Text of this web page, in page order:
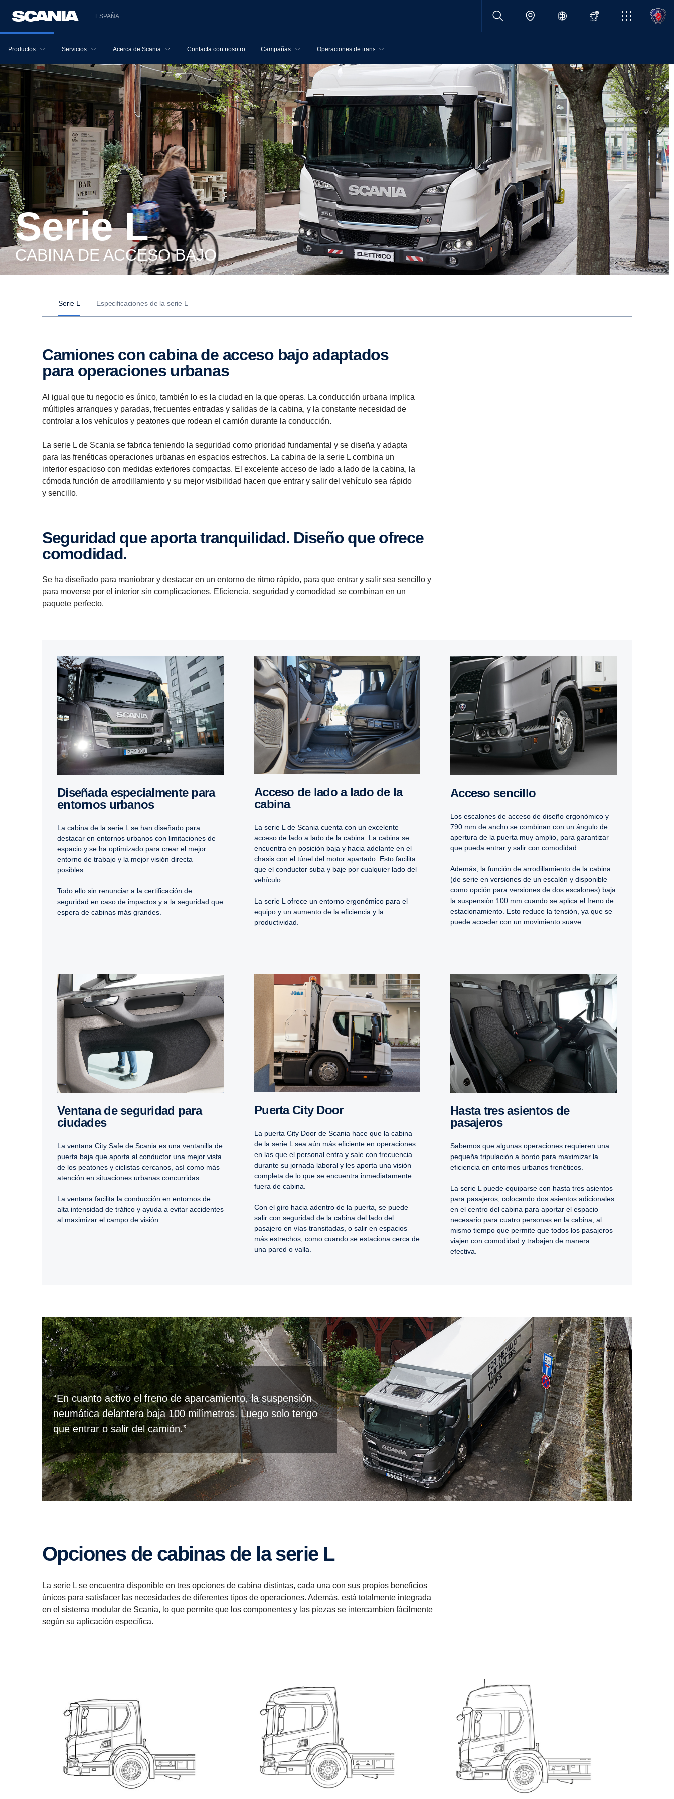
ESPAÑA
Productos Servicios Acerca de Scania Contacta con nosotros Campañas Operaciones de transporte
Serie L
CABINA DE ACCESO BAJO
Serie L Especificaciones de la serie L
Camiones con cabina de acceso bajo adaptados
para opera­ciones urbanas
Al igual que tu negocio es único, también lo es la ciudad en la que operas. La conducción urbana implica
múltiples arranques y paradas, frecuentes entradas y salidas de la cabina, y la constante necesidad de
controlar a los vehículos y peatones que rodean el camión durante la conducción.
La serie L de Scania se fabrica teniendo la seguridad como prioridad fundamental y se diseña y adapta
para las frenéticas operaciones urbanas en espacios estrechos. La cabina de la serie L combina un
interior espacioso con medidas exteriores compactas. El excelente acceso de lado a lado de la cabina, la
cómoda función de arrodillamiento y su mejor visibilidad hacen que entrar y salir del vehículo sea rápido
y sencillo.
Seguridad que aporta tranqui­lidad. Diseño que ofrece
comodidad.
Se ha diseñado para maniobrar y destacar en un entorno de ritmo rápido, para que entrar y salir sea sencillo y
para moverse por el interior sin complicaciones. Eficiencia, seguridad y comodidad se combinan en un
paquete perfecto.
Diseñada especial­mente para
entornos urbanos
La cabina de la serie L se han diseñado para
destacar en entornos urbanos con limitaciones de
espacio y se ha optimizado para crear el mejor
entorno de trabajo y la mejor visión directa
posibles.
Todo ello sin renunciar a la certificación de
seguridad en caso de impactos y a la seguridad que
espera de cabinas más grandes.
Acceso de lado a lado de la
cabina
La serie L de Scania cuenta con un excelente
acceso de lado a lado de la cabina. La cabina se
encuentra en posición baja y hacia adelante en el
chasis con el túnel del motor apartado. Esto facilita
que el conductor suba y baje por cualquier lado del
vehículo.
La serie L ofrece un entorno ergonómico para el
equipo y un aumento de la eficiencia y la
productividad.
Acceso sencillo
Los escalones de acceso de diseño ergonómico y
790 mm de ancho se combinan con un ángulo de
apertura de la puerta muy amplio, para garantizar
que pueda entrar y salir con comodidad.
Además, la función de arrodillamiento de la cabina
(de serie en versiones de un escalón y disponible
como opción para versiones de dos escalones) baja
la suspensión 100 mm cuando se aplica el freno de
estacionamiento. Esto reduce la tensión, ya que se
puede acceder con un movimiento suave.
Ventana de seguridad para
ciudades
La ventana City Safe de Scania es una ventanilla de
puerta baja que aporta al conductor una mejor vista
de los peatones y ciclistas cercanos, así como más
atención en situaciones urbanas concurridas.
La ventana facilita la conducción en entornos de
alta intensidad de tráfico y ayuda a evitar accidentes
al maximizar el campo de visión.
Puerta City Door
La puerta City Door de Scania hace que la cabina
de la serie L sea aún más eficiente en operaciones
en las que el personal entra y sale con frecuencia
durante su jornada laboral y les aporta una visión
completa de lo que se encuentra inmediatamente
fuera de cabina.
Con el giro hacia adentro de la puerta, se puede
salir con seguridad de la cabina del lado del
pasajero en vías transitadas, o salir en espacios
más estrechos, como cuando se estaciona cerca de
una pared o valla.
Hasta tres asientos de
pasajeros
Sabemos que algunas operaciones requieren una
pequeña tripulación a bordo para maximizar la
eficiencia en entornos urbanos frenéticos.
La serie L puede equiparse con hasta tres asientos
para pasajeros, colocando dos asientos adicionales
en el centro del cabina para aportar el espacio
necesario para cuatro personas en la cabina, al
mismo tiempo que permite que todos los pasajeros
viajen con comodidad y trabajen de manera
efectiva.
“En cuanto activo el freno de aparcamiento, la suspensión
neumática delantera baja 100 milímetros. Luego solo tengo
que entrar o salir del camión.”
Opciones de cabinas de la serie L
La serie L se encuentra disponible en tres opciones de cabina distintas, cada una con sus propios beneficios
únicos para satisfacer las necesidades de diferentes tipos de operaciones. Además, está totalmente integrada
en el sistema modular de Scania, lo que permite que los componentes y las piezas se intercambien fácilmente
según su aplicación específica.